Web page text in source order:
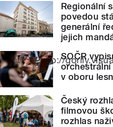
Regionální
povedou
generální
jejich
SOČR
v oboru
Český
filmovou
rozhlas